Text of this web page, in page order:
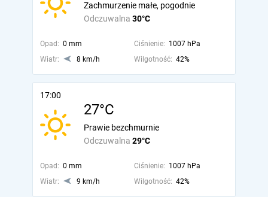
Odczuwalna 30°C
Zachmurzenie małe, pogodnie
Opad: 0 mm Ciśnienie: 1007 hPa
Wiatr:
8 km/h Wilgotność: 42%
17:00
27°C
Odczuwalna 29°C
Prawie bezchmurnie
Opad: 0 mm Ciśnienie: 1007 hPa
Wiatr:
9 km/h Wilgotność: 42%